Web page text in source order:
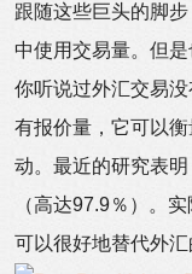
跟随这些巨头的脚
中使用交易量。但
你听说过外汇交易
有报价量，它可以
动。最近的研究表
（高达97.9％）。
可以很好地替代外汇